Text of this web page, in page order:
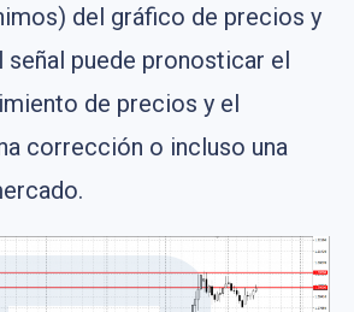
del gráfico de precios y
señal puede pronosticar el
de precios y el
corrección o incluso una